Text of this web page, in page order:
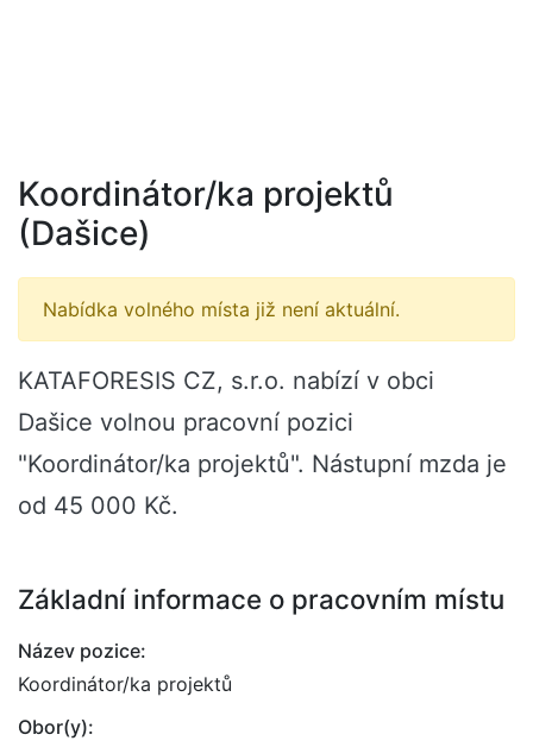
Koordinátor/ka projektů
(Dašice)
Nabídka volného místa již není aktuální.
KATAFORESIS CZ, s.r.o. nabízí v obci
Dašice volnou pracovní pozici
"Koordinátor/ka projektů". Nástupní mzda je
od 45 000 Kč.
Základní informace o pracovním místu
Název pozice:
Koordinátor/ka projektů
Obor(y):